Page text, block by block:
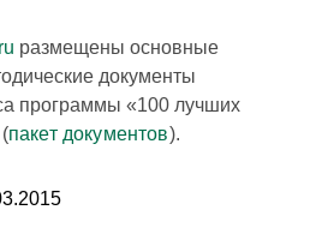
размещены основные
документы
программы «100 лучших
пакет документов).